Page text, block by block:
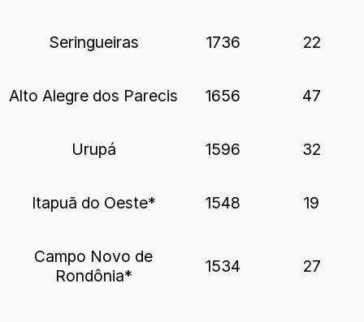
Seringueiras 1736 22
Alto Alegre dos Parecis 1656 47
Urupá 1596 32
Itapuã do Oeste* 1548 19
Campo Novo de
Rondônia*
1534 27